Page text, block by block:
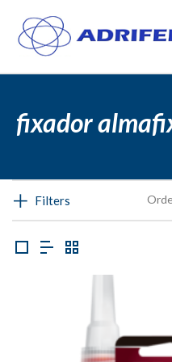
fixador
Filters